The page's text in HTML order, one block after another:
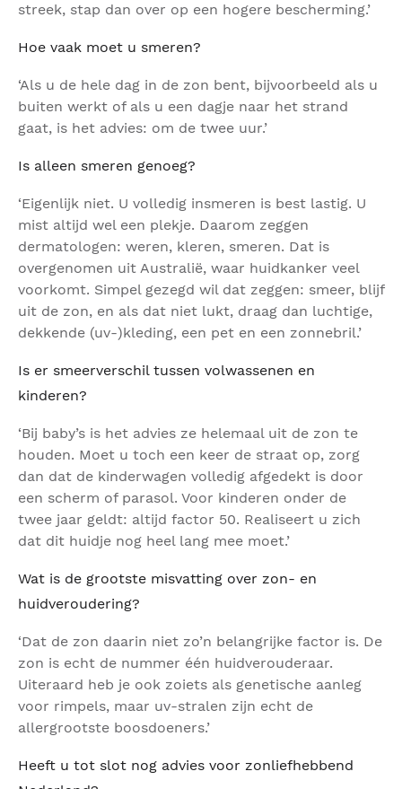
streek, stap dan over op een hogere bescherming.’
Hoe vaak moet u smeren?
‘Als u de hele dag in de zon bent, bijvoorbeeld als u
buiten werkt of als u een dagje naar het strand
gaat, is het advies: om de twee uur.’
Is alleen smeren genoeg?
‘Eigenlijk niet. U volledig insmeren is best lastig. U
mist altijd wel een plekje. Daarom zeggen
dermatologen: weren, kleren, smeren. Dat is
overgenomen uit Australië, waar huidkanker veel
voorkomt. Simpel gezegd wil dat zeggen: smeer, blijf
uit de zon, en als dat niet lukt, draag dan luchtige,
dekkende (uv-)kleding, een pet en een zonnebril.’
Is er smeerverschil tussen volwassenen en
kinderen?
‘Bij baby’s is het advies ze helemaal uit de zon te
houden. Moet u toch een keer de straat op, zorg
dan dat de kinderwagen volledig afgedekt is door
een scherm of parasol. Voor kinderen onder de
twee jaar geldt: altijd factor 50. Realiseert u zich
dat dit huidje nog heel lang mee moet.’
Wat is de grootste misvatting over zon- en
huidveroudering?
‘Dat de zon daarin niet zo’n belangrijke factor is. De
zon is echt de nummer één huidverouderaar.
Uiteraard heb je ook zoiets als genetische aanleg
voor rimpels, maar uv-stralen zijn echt de
allergrootste boosdoeners.’
Heeft u tot slot nog advies voor zonliefhebbend